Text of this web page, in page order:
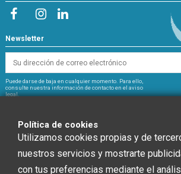
Newsletter
Puede darse de baja en cualquier momento. Para ello,
consulte nuestra información de contacto en el aviso
legal.
Política de cookies
Utilizamos cookies propias y de
nuestros servicios y mostrarte
con tus preferencias mediante el